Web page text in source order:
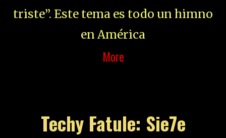
triste”. Este tema es todo un himno
en América
More
Techy Fatule: Sie7e